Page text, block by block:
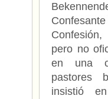
pero no
en una
pastores
insistió